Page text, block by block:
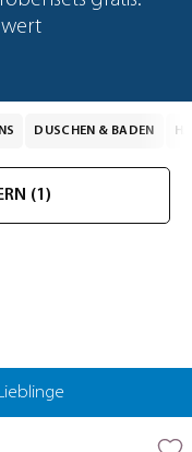
DUSCHEN & BADEN
(1)